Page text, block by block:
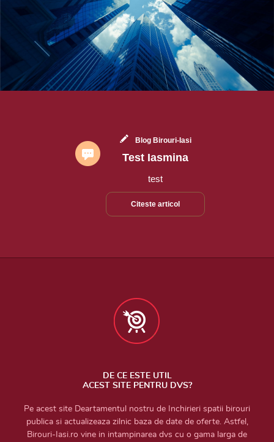
Blog Birouri-Iasi
Test Iasmina
test
Citeste articol
DE CE ESTE UTIL
ACEST SITE PENTRU DVS?
Pe acest site Deartamentul nostru de Inchirieri spatii birouri
publica si actualizeaza zilnic baza de date de oferte. Astfel,
Birouri-Iasi.ro vine in intampinarea dvs cu o gama larga de